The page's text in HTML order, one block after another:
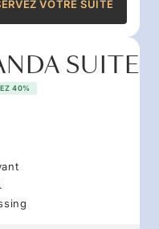
VOTRE SUITE
SUITE
40%